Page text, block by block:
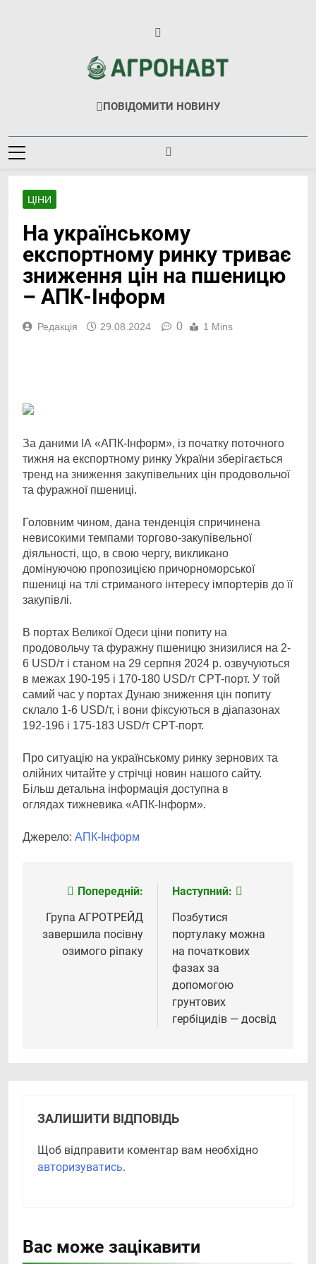
Агронавт
Новини Українського Агробізнесу
ПОВІДОМИТИ НОВИНУ
ЦІНИ
На українському
експортному ринку триває
зниження цін на пшеницю
– АПК-Інформ
Редакція 29.08.2024 0 1 Mins
За даними ІА «АПК-Інформ», із початку поточного
тижня на експортному ринку України зберігається
тренд на зниження закупівельних цін продовольчої
та фуражної пшениці.
Головним чином, дана тенденція спричинена
невисокими темпами торгово-закупівельної
діяльності, що, в свою чергу, викликано
домінуючою пропозицією причорноморської
пшениці на тлі стриманого інтересу імпортерів до її
закупівлі.
В портах Великої Одеси ціни попиту на
продовольчу та фуражну пшеницю знизилися на 2-
6 USD/т і станом на 29 серпня 2024 р. озвучуються
в межах 190-195 і 170-180 USD/т CPT-порт. У той
самий час у портах Дунаю зниження цін попиту
склало 1-6 USD/т, і вони фіксуються в діапазонах
192-196 і 175-183 USD/т CPT-порт.
Про ситуацію на українському ринку зернових та
олійних читайте у стрічці новин нашого сайту.
Більш детальна інформація доступна в
оглядах тижневика «АПК-Інформ».
Джерело: АПК-Інформ
Навігація
записів
Попередній:
Група АГРОТРЕЙД
завершила посівну
озимого ріпаку
Наступний:
Позбутися
портулаку можна
на початкових
фазах за
допомогою
грунтових
гербіцидів — досвід
ЗАЛИШИТИ ВІДПОВІДЬ
Щоб відправити коментар вам необхідно
авторизуватись.
Вас може зацікавити